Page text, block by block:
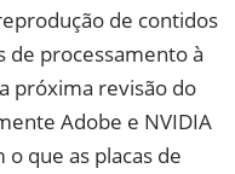
de contidos
de processamento à
próxima revisão do
Adobe e NVIDIA
que as placas de